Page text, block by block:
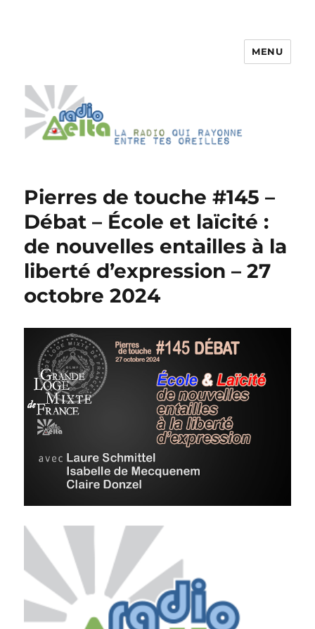
MENU
Pierres de touche #145 –
Débat – École et laïcité :
de nouvelles entailles à la
liberté d’expression – 27
octobre 2024